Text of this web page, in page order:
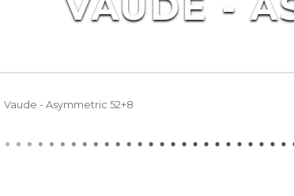
Vaude - Asymmetric 52+8